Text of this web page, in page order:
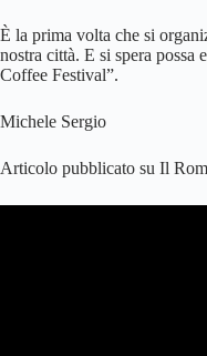
È la prima volta che si
nostra città. E si spera possa
Coffee Festival”.
Michele Sergio
Articolo pubblicato su Il